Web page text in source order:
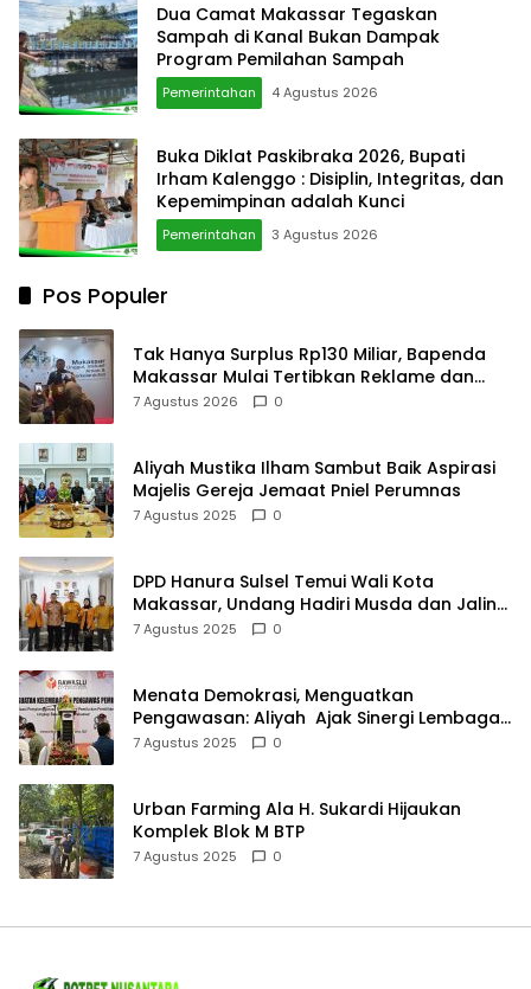
Dua Camat Makassar Tegaskan
Sampah di Kanal Bukan Dampak
Program Pemilahan Sampah
Pemerintahan 4 Agustus 2026
Buka Diklat Paskibraka 2026, Bupati
Irham Kalenggo : Disiplin, Integritas, dan
Kepemimpinan adalah Kunci
Pemerintahan 3 Agustus 2026
Pos Populer
Tak Hanya Surplus Rp130 Miliar, Bapenda
Makassar Mulai Tertibkan Reklame dan
Kejar Penunggak Pajak
7 Agustus 2026 0
Aliyah Mustika Ilham Sambut Baik Aspirasi
Majelis Gereja Jemaat Pniel Perumnas
7 Agustus 2025 0
DPD Hanura Sulsel Temui Wali Kota
Makassar, Undang Hadiri Musda dan Jalin
Sinergi
7 Agustus 2025 0
Menata Demokrasi, Menguatkan
Pengawasan: Aliyah Ajak Sinergi Lembaga
Pengawas Pemilu
7 Agustus 2025 0
Urban Farming Ala H. Sukardi Hijaukan
Komplek Blok M BTP
7 Agustus 2025 0